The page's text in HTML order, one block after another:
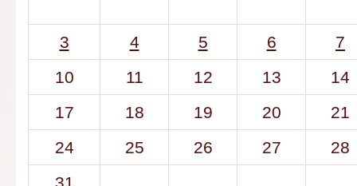
3 4 5 6
7
10
11 12 13
14
17
18 19 20
21
24
25 26 27
28